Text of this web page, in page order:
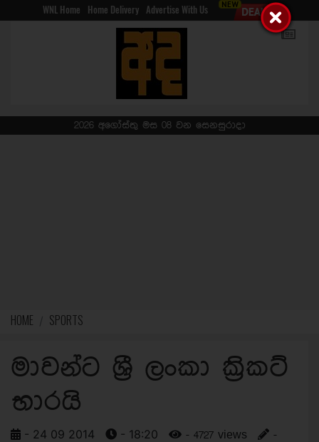
WNL Home Home Delivery Advertise With Us
2026 අගෝස්තු මස 08 වන සෙනසුරාදා
HOME SPORTS
මාවන්ට ශ්‍රී ලංකා ක්‍රිකට්
භාරයි
- 24 09 2014 - 18:20 - 4727 views
-